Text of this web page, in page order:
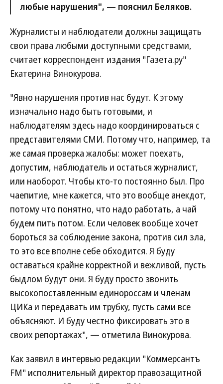
любые нарушения", — пояснил Беляков.
Журналисты и наблюдатели должны защищать
свои права любыми доступными средствами,
считает корреспондент издания "Газета.ру"
Екатерина Винокурова.
"Явно нарушения против нас будут. К этому
изначально надо быть готовыми, и
наблюдателям здесь надо координироваться с
представителями СМИ. Потому что, например, та
же самая проверка жалобы: может поехать,
допустим, наблюдатель и остаться журналист,
или наоборот. Чтобы кто-то постоянно был. Про
чаепитие, мне кажется, что это вообще анекдот,
потому что понятно, что надо работать, а чай
будем пить потом. Если человек вообще хочет
бороться за соблюдение закона, против сил зла,
то это все вполне себе обходится. Я буду
оставаться крайне корректной и вежливой, пусть
быдлом будут они. Я буду просто звонить
высокопоставленным единороссам и членам
ЦИКа и передавать им трубку, пусть сами все
объясняют. И буду честно фиксировать это в
своих репортажах", — отметила Винокурова.
Как заявил в интервью редакции "Коммерсантъ
FM" исполнительный директор правозащитной